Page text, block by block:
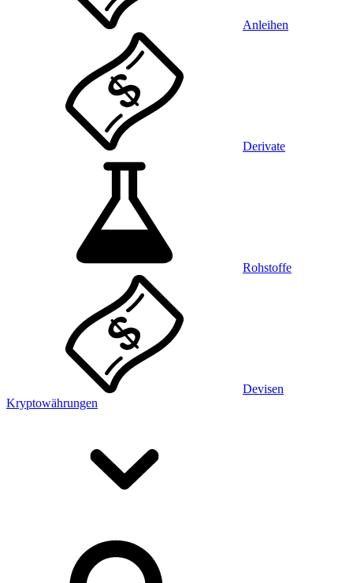
Anleihen
Derivate
Rohstoffe
Devisen
Kryptowährungen